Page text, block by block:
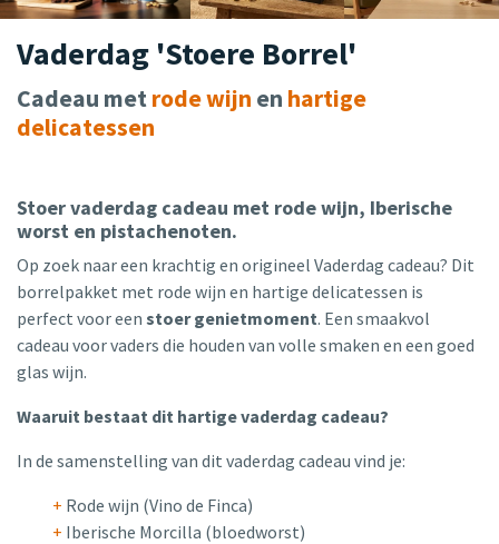
Vaderdag 'Stoere Borrel'
Cadeau metrode wijn en hartige
delicatessen
Stoer vaderdag cadeau met rode wijn, Iberische
worst en pistachenoten.
Op zoek naar een krachtig en origineel Vaderdag cadeau? Dit
borrelpakket met rode wijn en hartige delicatessen is
perfect voor een stoer genietmoment. Een smaakvol
cadeau voor vaders die houden van volle smaken en een goed
glas wijn.
Waaruit bestaat dit hartige vaderdag cadeau?
In de samenstelling van dit vaderdag cadeau vind je:
+ Rode wijn (Vino de Finca)
+ Iberische Morcilla (bloedworst)